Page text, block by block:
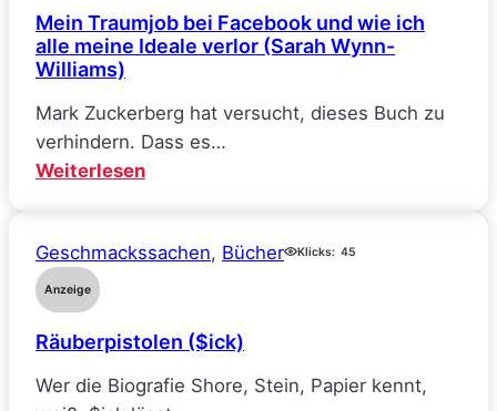
(Elle
Kennedy)
Mein Traumjob bei Facebook und wie ich
alle meine Ideale verlor (Sarah Wynn-
Williams)
Mark Zuckerberg hat versucht, dieses Buch zu
verhindern. Dass es…
Weiterlesen:
bei
wie
alle
Geschmackssachen, Bücher Klicks: 45
Anzeige
Räuberpistolen ($ick)
Wer die Biografie Shore, Stein, Papier kennt,